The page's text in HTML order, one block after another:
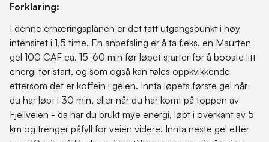
Forklaring:
I denne ernæringsplanen er det tatt utgangspunkt i høy
intensitet i 1,5 time. En anbefaling er å ta f.eks. en Maurten
gel 100 CAF ca. 15-60 min før løpet starter for å booste litt
energi før start, og som også kan føles oppkvikkende
ettersom det er koffein i gelen. Innta løpets første gel når
du har løpt i 30 min, eller når du har komt på toppen av
Fjellveien - da har du brukt mye energi, løpt i overkant av 5
km og trenger påfyll for veien videre. Innta neste gel etter